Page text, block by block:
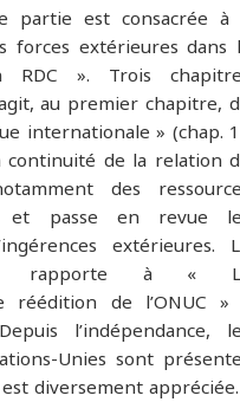
partie est consacrée à
forces extérieures dans
RDC ». Trois
au premier chapitre,
internationale » (chap.
de la relation
des
et passe en revue
extérieures.
rapporte à «
réédition de l’ONUC »
l’indépendance,
Unies sont
diversement appréciée.